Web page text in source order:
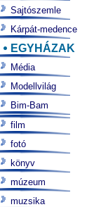
Sajtószemle
Kárpát-medence
EGYHÁZAK
Média
Modellvilág
Bim-Bam
film
fotó
könyv
múzeum
muzsika